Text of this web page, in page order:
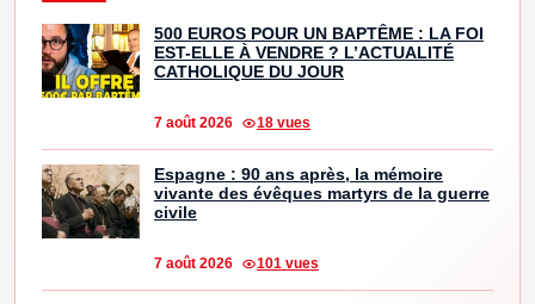
500 EUROS POUR UN BAPTÊME : LA FOI
EST-ELLE À VENDRE ? L’ACTUALITÉ
CATHOLIQUE DU JOUR
7 août 2026 18 vues
Espagne : 90 ans après, la mémoire
vivante des évêques martyrs de la guerre
civile
7 août 2026 101 vues